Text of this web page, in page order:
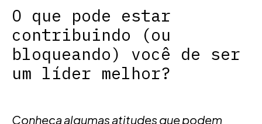
O que pode estar
contribuindo (ou
bloqueando) você de ser
um líder melhor?
Conheça algumas atitudes que podem